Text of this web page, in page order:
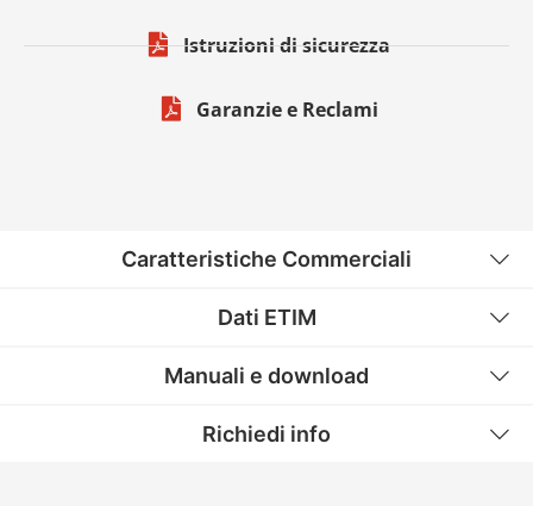
Istruzioni di sicurezza
Garanzie e Reclami
Caratteristiche Commerciali
Dati ETIM
Manuali e download
Richiedi info